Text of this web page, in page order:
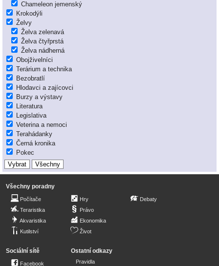
Chameleon jemenský
Krokodýli
Želvy
Želva zelenavá
Želva čtyřprstá
Želva nádherná
Obojživelníci
Terárium a technika
Bezobratlí
Hlodavci a zajícovci
Burzy a výstavy
Literatura
Legislativa
Veterina a nemoci
Terahádanky
Černá kronika
Pokec
Všechny poradny
Počítače
Teraristika
Akvaristika
Kutilství
Hry
Právo
Ekonomika
Život
Debaty
Sociální sítě
Facebook
Ostatní odkazy
Pravidla